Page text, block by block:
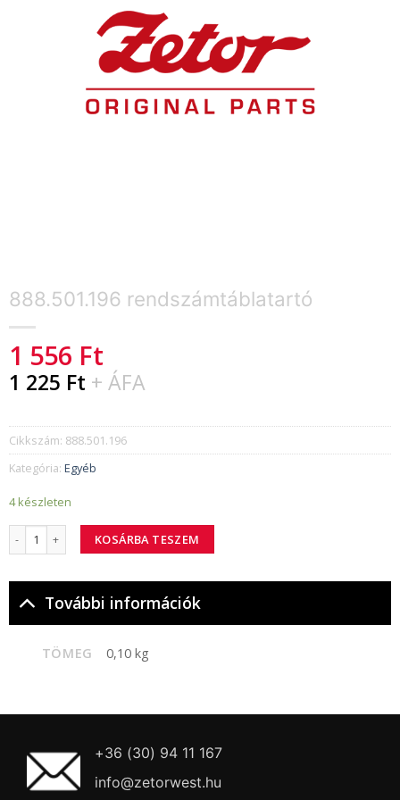
888.501.196 rendszámtáblatartó
1 556 Ft
1 225 Ft + ÁFA
Cikkszám: 888.501.196
Kategória: Egyéb
4 készleten
888.501.196 rendszámtáblatartó mennyiség
KOSÁRBA TESZEM
További információk
TÖMEG 0,10 kg
+36 (30) 94 11 167
info@zetorwest.hu